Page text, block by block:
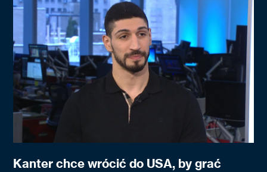
Kanter chce wrócić do USA, by grać